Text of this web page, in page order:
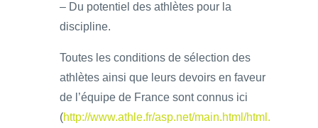
– Du potentiel des athlètes pour la
discipline.
Toutes les conditions de sélection des
athlètes ainsi que leurs devoirs en faveur
de l’équipe de France sont connus ici
(http://www.athle.fr/asp.net/main.html/html.